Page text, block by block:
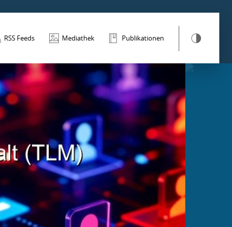
RSS Feeds Mediathek Publikationen